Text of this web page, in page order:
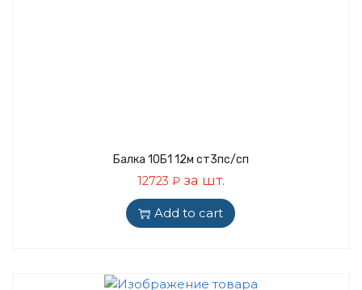
Балка 10Б1 12м ст3пс/сп
12723 ₽за шт.
Add to cart